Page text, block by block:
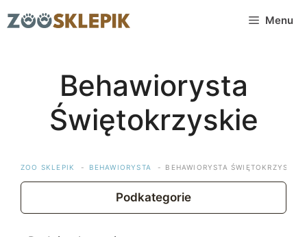
do
Menu
Behawiorysta
Świętokrzyskie
ZOO SKLEPIK BEHAWIORYSTA BEHAWIORYSTA ŚWIĘTOKRZYSKIE
Podkategorie